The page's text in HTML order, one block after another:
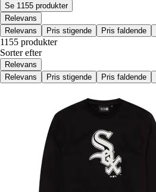
Se 1155 produkter
Relevans
Relevans
Pris stigende Pris faldende
1155 produkter
Sorter efter
Relevans
Relevans
Pris stigende Pris faldende